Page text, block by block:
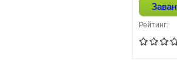
Рейтинг: